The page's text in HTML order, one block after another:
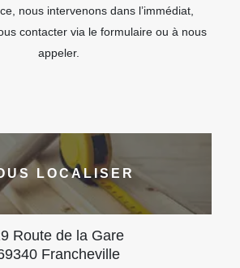
nous intervenons dans l’immédiat,
contacter via le formulaire ou à nous
appeler.
LOCALISER
Route de la Gare
Francheville